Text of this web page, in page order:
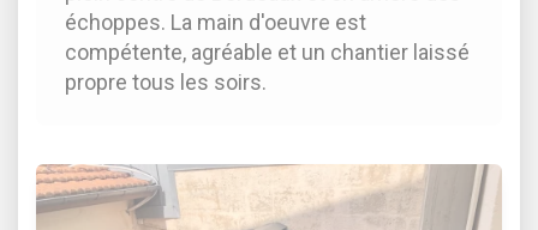
échoppes. La main d'oeuvre est
compétente, agréable et un chantier laissé
propre tous les soirs.